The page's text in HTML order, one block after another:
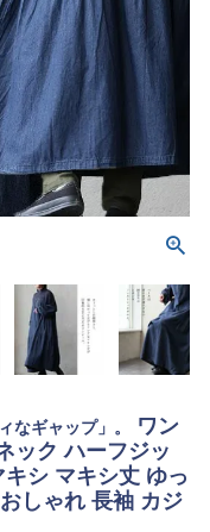
なギャップ」。
ワン
ック ハーフジッ
シ マキシ丈 ゆっ
しゃれ 長袖 カジ